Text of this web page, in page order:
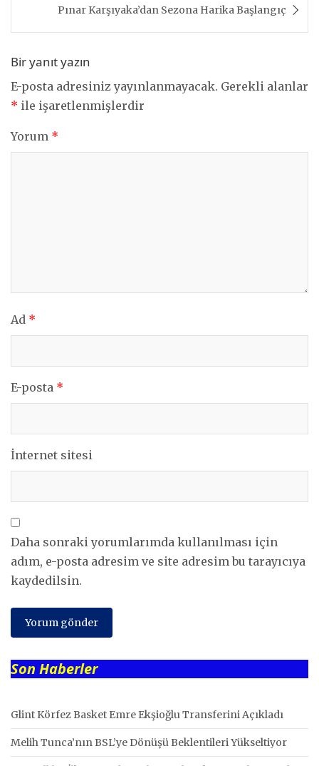
Pınar Karşıyaka’dan Sezona Harika Başlangıç
Bir yanıt yazın
E-posta adresiniz yayınlanmayacak. Gerekli alanlar
* ile işaretlenmişlerdir
Yorum *
Ad *
E-posta *
İnternet sitesi
Daha sonraki yorumlarımda kullanılması için
adım, e-posta adresim ve site adresim bu tarayıcıya
kaydedilsin.
Son Haberler
Glint Körfez Basket Emre Ekşioğlu Transferini Açıkladı
Melih Tunca’nın BSL’ye Dönüşü Beklentileri Yükseltiyor